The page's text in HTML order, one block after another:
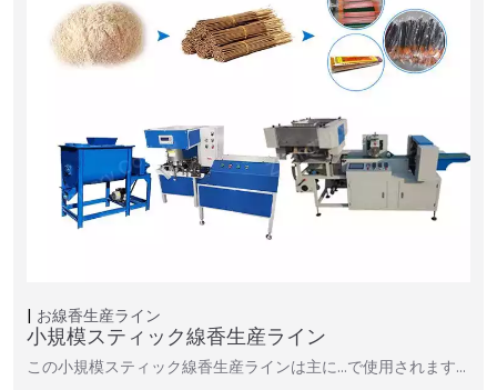
お線香生産ライン
小規模スティック線香生産ライン
この小規模スティック線香生産ラインは主に…で使用されます…